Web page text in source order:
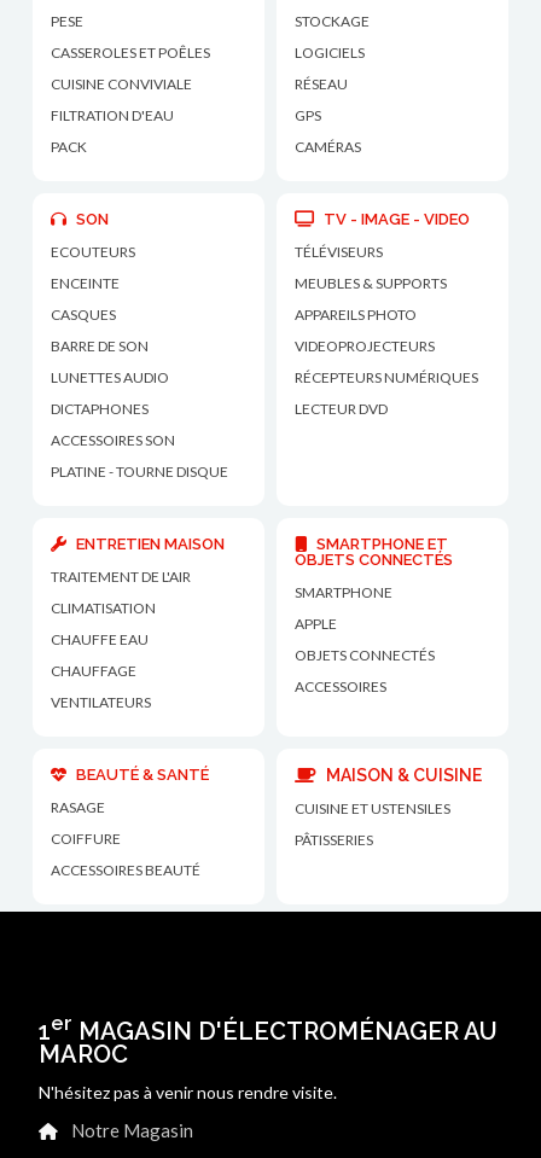
PESE
CASSEROLES ET POÊLES
CUISINE CONVIVIALE
FILTRATION D'EAU
PACK
STOCKAGE
LOGICIELS
RÉSEAU
GPS
CAMÉRAS
SON
ECOUTEURS
ENCEINTE
CASQUES
BARRE DE SON
LUNETTES AUDIO
DICTAPHONES
ACCESSOIRES SON
PLATINE - TOURNE DISQUE
TV - IMAGE - VIDEO
TÉLÉVISEURS
MEUBLES & SUPPORTS
APPAREILS PHOTO
VIDEOPROJECTEURS
RÉCEPTEURS NUMÉRIQUES
LECTEUR DVD
ENTRETIEN MAISON
TRAITEMENT DE L'AIR
CLIMATISATION
CHAUFFE EAU
CHAUFFAGE
VENTILATEURS
SMARTPHONE ET
OBJETS CONNECTÉS
SMARTPHONE
APPLE
OBJETS CONNECTÉS
ACCESSOIRES
BEAUTÉ & SANTÉ
RASAGE
COIFFURE
ACCESSOIRES BEAUTÉ
MAISON & CUISINE
CUISINE ET USTENSILES
PÂTISSERIES
1er MAGASIN D'ÉLECTROMÉNAGER AU
MAROC
N'hésitez pas à venir nous rendre visite.
Notre Magasin